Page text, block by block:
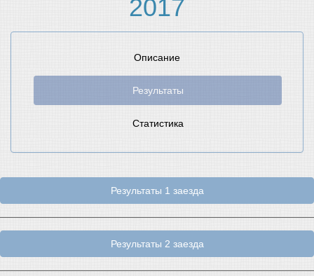
2017
Описание
Результаты
Статистика
Результаты 1 заезда
Результаты 2 заезда